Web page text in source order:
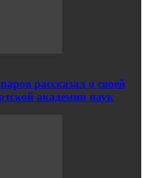
рассказал о своей
академии наук